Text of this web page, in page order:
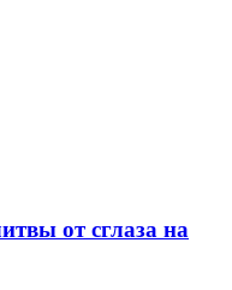
от сглаза на